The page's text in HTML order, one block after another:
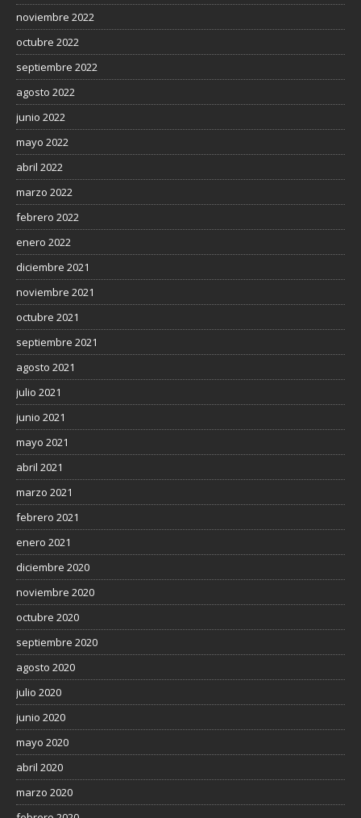
noviembre 2022
octubre 2022
septiembre 2022
agosto 2022
junio 2022
mayo 2022
abril 2022
marzo 2022
febrero 2022
enero 2022
diciembre 2021
noviembre 2021
octubre 2021
septiembre 2021
agosto 2021
julio 2021
junio 2021
mayo 2021
abril 2021
marzo 2021
febrero 2021
enero 2021
diciembre 2020
noviembre 2020
octubre 2020
septiembre 2020
agosto 2020
julio 2020
junio 2020
mayo 2020
abril 2020
marzo 2020